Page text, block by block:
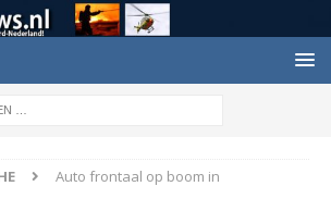
Auto frontaal op boom in